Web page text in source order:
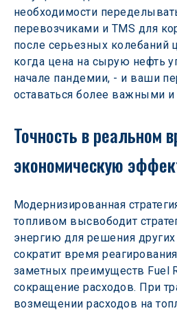
необходимости
перевозчиками и TMS для
после серьезных колебаний
когда цена на сырую нефть
начале пандемии, - и ваши
оставаться более важными и
Точность в реальном
экономическую
Модернизированная
топливом высвободит
энергию для решения других
сократит время
заметных преимуществ Fuel
сокращение расходов. При
возмещении расходов на